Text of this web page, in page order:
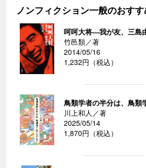
ノンフィクション一般のおす
呵呵大将―我が友、三島
竹邑類／著
2014/05/16
1,232円（税込）
鳥類学者の半分は、鳥類
川上和人／著
2025/05/14
1,870円（税込）